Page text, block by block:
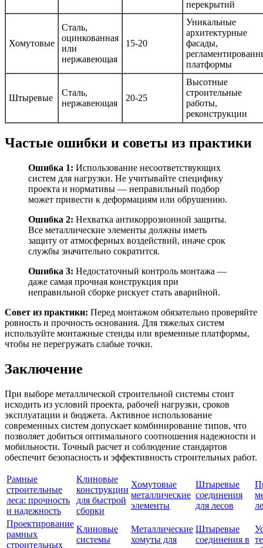
перекрытий
Хомутовые
Сталь,
оцинкованная
или
нержавеющая
15-20
Уникальные
архитектурные
фасады,
платформы
Штыревые
Сталь,
нержавеющая
20-25
Высотные
строительные
работы,
реконструкции
Частые ошибки и советы из практики
Ошибка 1: Использование несоответствующих
систем для нагрузки. Не учитывайте специфику
проекта и нормативы — неправильный подбор
может привести к деформациям или обрушению.
Ошибка 2: Нехватка антикоррозионной защиты.
Все металлические элементы должны иметь
защиту от атмосферных воздействий, иначе срок
службы значительно сократится.
Ошибка 3: Недостаточный контроль монтажа —
даже самая прочная конструкция при
неправильной сборке рискует стать аварийной.
Совет из практики: Перед монтажом обязательно проверяйте
ровность и прочность основания. Для тяжелых систем
используйте монтажные стенды или временные платформы,
чтобы не перегружать слабые точки.
Заключение
При выборе металлической строительной системы стоит
исходить из условий проекта, рабочей нагрузки, сроков
эксплуатации и бюджета. Активное использование
современных систем допускает комбинирование типов, что
позволяет добиться оптимального соотношения надежности и
мобильности. Точный расчет и соблюдение стандартов
обеспечит безопасность и эффективность строительных работ.
Рамные
строительные
леса: прочность
и надежность
Клиновые
конструкции
для быстрой
сборки
Хомутовые
металлические
элементы
Штыревые
соединения
для лесов
Проектирование
рамных
строительных
Клиновые
системы
Металлические
хомуты для
Штыревые
соединения в